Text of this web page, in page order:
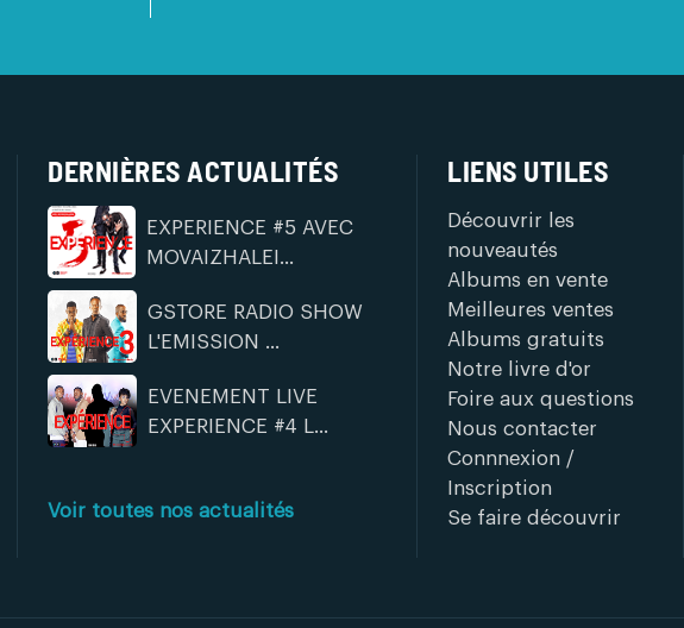
DERNIÈRES ACTUALITÉS
EXPERIENCE #5 AVEC
MOVAIZHALEI...
GSTORE RADIO SHOW
L'EMISSION ...
EVENEMENT LIVE
EXPERIENCE #4 L...
Voir toutes nos actualités
LIENS UTILES
Découvrir les
nouveautés
Albums en vente
Meilleures ventes
Albums gratuits
Notre livre d'or
Foire aux questions
Nous contacter
Connnexion /
Inscription
Se faire découvrir